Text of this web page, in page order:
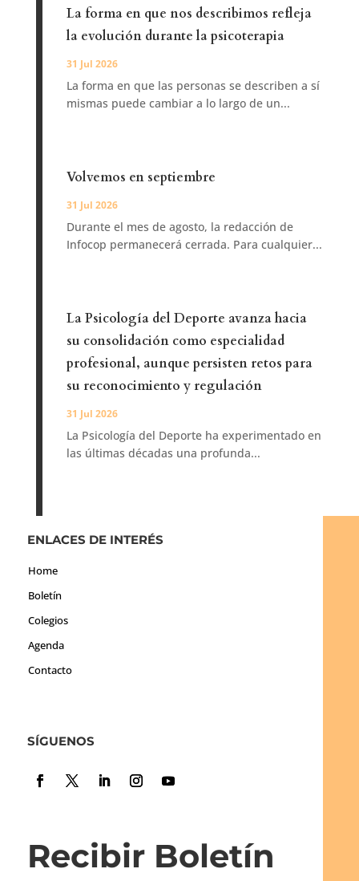
La forma en que nos describimos refleja
la evolución durante la psicoterapia
31 Jul 2026
La forma en que las personas se describen a sí
mismas puede cambiar a lo largo de un...
Volvemos en septiembre
31 Jul 2026
Durante el mes de agosto, la redacción de
Infocop permanecerá cerrada. Para cualquier...
La Psicología del Deporte avanza hacia
su consolidación como especialidad
profesional, aunque persisten retos para
su reconocimiento y regulación
31 Jul 2026
La Psicología del Deporte ha experimentado en
las últimas décadas una profunda...
ENLACES DE INTERÉS
Home
Boletín
Colegios
Agenda
Contacto
SÍGUENOS
Recibir Boletín